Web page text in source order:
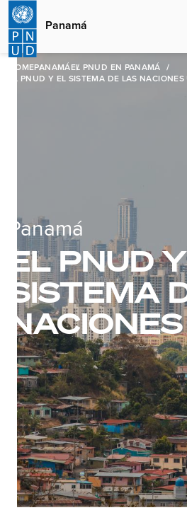
Pasar
contenido
principal
Panamá
HOMEPANAMÁEL PNUD EN PANAMÁ
EL PNUD Y EL SISTEMA DE LAS
Panamá
EL PNUD
SISTEMA